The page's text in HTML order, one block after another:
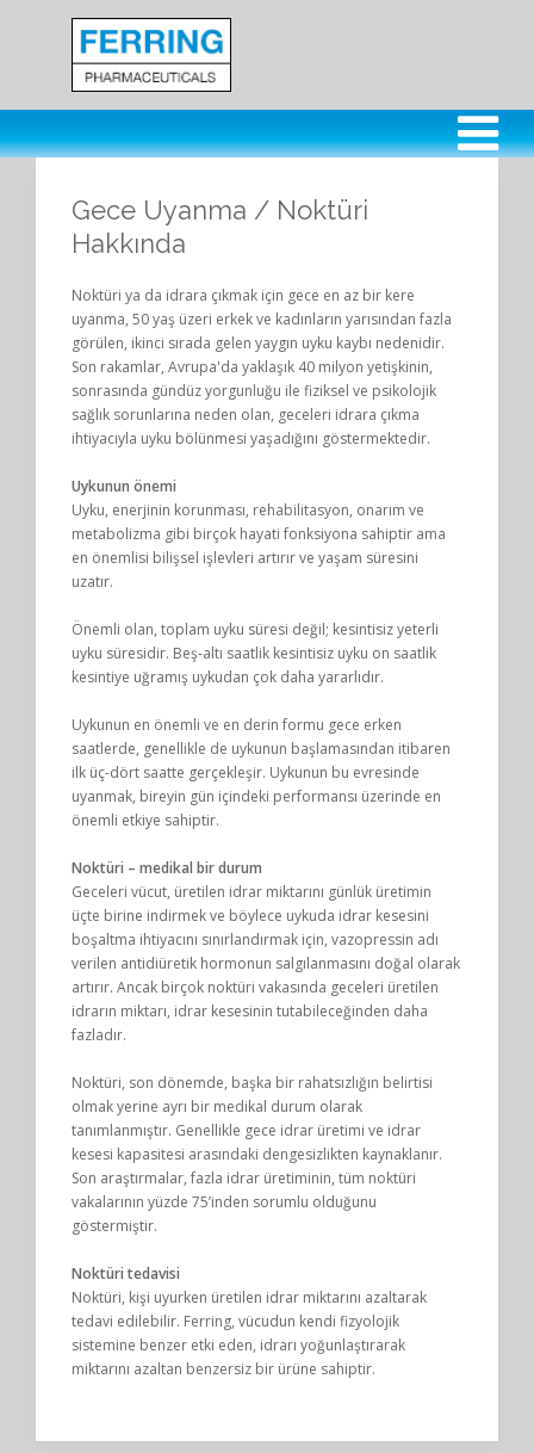
Gece Uyanma / Noktüri
Hakkında
Noktüri ya da idrara çıkmak için gece en az bir kere
uyanma, 50 yaş üzeri erkek ve kadınların yarısından fazla
görülen, ikinci sırada gelen yaygın uyku kaybı nedenidir.
Son rakamlar, Avrupa'da yaklaşık 40 milyon yetişkinin,
sonrasında gündüz yorgunluğu ile fiziksel ve psikolojik
sağlık sorunlarına neden olan, geceleri idrara çıkma
ihtiyacıyla uyku bölünmesi yaşadığını göstermektedir.
Uykunun önemi
Uyku, enerjinin korunması, rehabilitasyon, onarım ve
metabolizma gibi birçok hayati fonksiyona sahiptir ama
en önemlisi bilişsel işlevleri artırır ve yaşam süresini
uzatır.
Önemli olan, toplam uyku süresi değil; kesintisiz yeterli
uyku süresidir. Beş-altı saatlik kesintisiz uyku on saatlik
kesintiye uğramış uykudan çok daha yararlıdır.
Uykunun en önemli ve en derin formu gece erken
saatlerde, genellikle de uykunun başlamasından itibaren
ilk üç-dört saatte gerçekleşir. Uykunun bu evresinde
uyanmak, bireyin gün içindeki performansı üzerinde en
önemli etkiye sahiptir.
Noktüri – medikal bir durum
Geceleri vücut, üretilen idrar miktarını günlük üretimin
üçte birine indirmek ve böylece uykuda idrar kesesini
boşaltma ihtiyacını sınırlandırmak için, vazopressin adı
verilen antidiüretik hormonun salgılanmasını doğal olarak
artırır. Ancak birçok noktüri vakasında geceleri üretilen
idrarın miktarı, idrar kesesinin tutabileceğinden daha
fazladır.
Noktüri, son dönemde, başka bir rahatsızlığın belirtisi
olmak yerine ayrı bir medikal durum olarak
tanımlanmıştır. Genellikle gece idrar üretimi ve idrar
kesesi kapasitesi arasındaki dengesizlikten kaynaklanır.
Son araştırmalar, fazla idrar üretiminin, tüm noktüri
vakalarının yüzde 75’inden sorumlu olduğunu
göstermiştir.
Noktüri tedavisi
Noktüri, kişi uyurken üretilen idrar miktarını azaltarak
tedavi edilebilir. Ferring, vücudun kendi fizyolojik
sistemine benzer etki eden, idrarı yoğunlaştırarak
miktarını azaltan benzersiz bir ürüne sahiptir.